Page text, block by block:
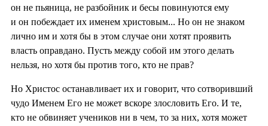
он не пьяница, не разбойник и бесы повинуются ему
и он побеждает их именем христовым... Но он не знаком
лично им и хотя бы в этом случае они хотят проявить
власть оправдано. Пусть между собой им этого делать
нельзя, но хотя бы против того, кто не прав?
Но Христос останавливает их и говорит, что сотворивший
чудо Именем Его не может вскоре злословить Его. И те,
кто не обвиняет учеников ни в чем, то за них, хотя может